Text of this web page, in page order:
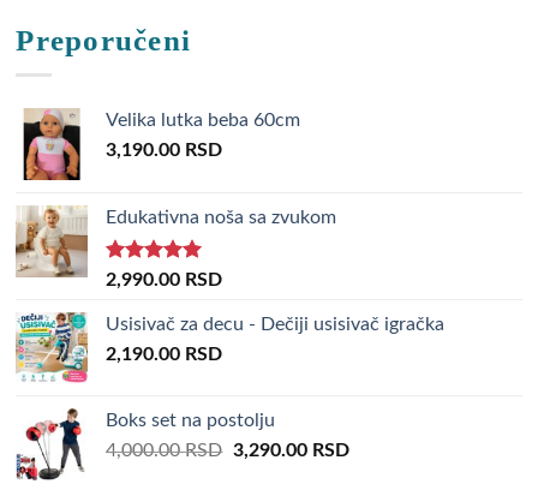
Preporučeni
Velika lutka beba 60cm
3,190.00 RSD
Edukativna noša sa zvukom
Rated5.00
2,990.00 RSD
Usisivač za decu - Dečiji usisivač igračka
2,190.00 RSD
Boks set na postolju
4,000.00RSD Original
3,290.00 RSDCurrent